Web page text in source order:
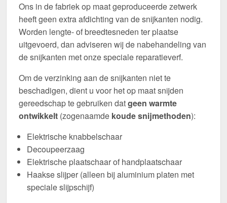
Ons in de fabriek op maat geproduceerde zetwerk
heeft geen extra afdichting van de snijkanten nodig.
Worden lengte- of breedtesneden ter plaatse
uitgevoerd, dan adviseren wij de nabehandeling van
de snijkanten met onze speciale reparatieverf.
Om de verzinking aan de snijkanten niet te
beschadigen, dient u voor het op maat snijden
gereedschap te gebruiken datgeen warmte
ontwikkelt (zogenaamde koude snijmethoden):
Elektrische knabbelschaar
Decoupeerzaag
Elektrische plaatschaar of handplaatschaar
Haakse slijper (alleen bij aluminium platen met
speciale slijpschijf)